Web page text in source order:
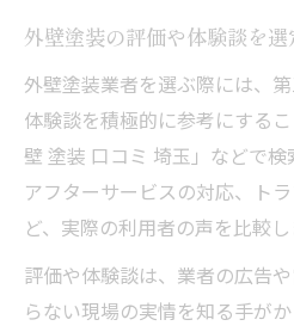
外壁塗装の評価や体験談を選
外壁塗装業者を選ぶ際には、
体験談を積極的に参考にする
壁 塗装 口コミ 埼玉」などで
アフターサービスの対応、ト
ど、実際の利用者の声を比較し
評価や体験談は、業者の広告
らない現場の実情を知る手が